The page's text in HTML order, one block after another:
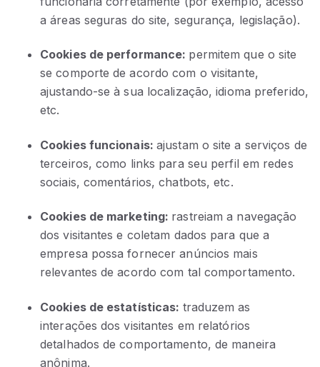
a áreas seguras do site, segurança, legislação).
Cookies de performance: permitem que o site
se comporte de acordo com o visitante,
ajustando-se à sua localização, idioma preferido,
etc.
Cookies funcionais: ajustam o site a serviços de
terceiros, como links para seu perfil em redes
sociais, comentários, chatbots, etc.
Cookies de marketing: rastreiam a navegação
dos visitantes e coletam dados para que a
empresa possa fornecer anúncios mais
relevantes de acordo com tal comportamento.
Cookies de estatísticas: traduzem as
interações dos visitantes em relatórios
detalhados de comportamento, de maneira
anônima.